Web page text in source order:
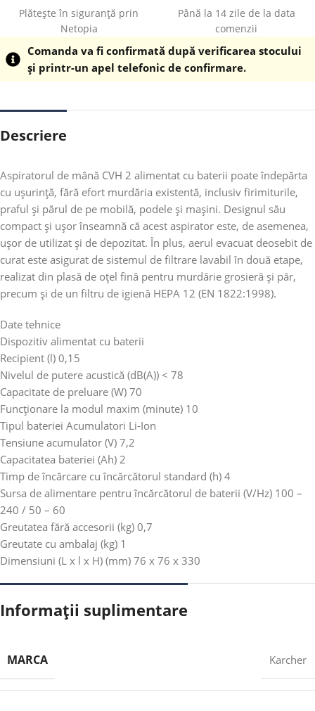
Plătește în siguranță prin
Netopia
Până la 14 zile de la data
comenzii
Comanda va fi confirmată după verificarea stocului
și printr-un apel telefonic de confirmare.
Descriere
Aspiratorul de mână CVH 2 alimentat cu baterii poate îndepărta
cu ușurință, fără efort murdăria existentă, inclusiv firimiturile,
praful și părul de pe mobilă, podele și mașini. Designul său
compact și ușor înseamnă că acest aspirator este, de asemenea,
ușor de utilizat și de depozitat. În plus, aerul evacuat deosebit de
curat este asigurat de sistemul de filtrare lavabil în două etape,
realizat din plasă de oțel fină pentru murdărie grosieră și păr,
precum și de un filtru de igienă HEPA 12 (EN 1822:1998).
Date tehnice
Dispozitiv alimentat cu baterii
Recipient (l) 0,15
Nivelul de putere acustică (dB(A)) < 78
Capacitate de preluare (W) 70
Funcționare la modul maxim (minute) 10
Tipul bateriei Acumulatori Li-Ion
Tensiune acumulator (V) 7,2
Capacitatea bateriei (Ah) 2
Timp de încărcare cu încărcătorul standard (h) 4
Sursa de alimentare pentru încărcătorul de baterii (V/Hz) 100 –
240 / 50 – 60
Greutatea fără accesorii (kg) 0,7
Greutate cu ambalaj (kg) 1
Dimensiuni (L x l x H) (mm) 76 x 76 x 330
Informații suplimentare
MARCA Karcher